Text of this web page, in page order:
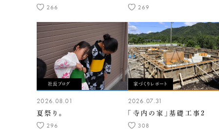
266 269
社長ブログ
2026.08.01
夏祭り。
296
家づくりレポート
2026.07.31
「寺内の家」基礎工事2
308